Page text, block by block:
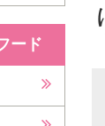
ード